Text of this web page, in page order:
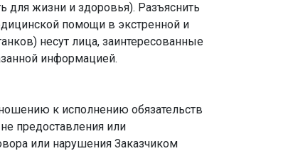
жизни и здоровья). Разъяснить
помощи в экстренной и
несут лица, заинтересованные
информацией.
к исполнению обязательств
предоставления или
или нарушения Заказчиком